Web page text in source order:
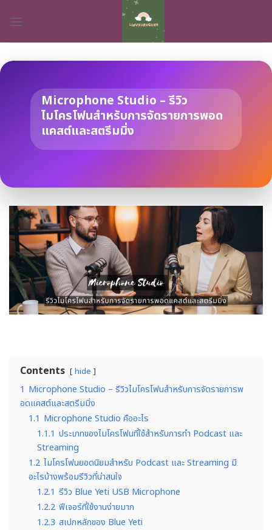
Microphone Studio – รีวิว
ไมโครโฟนสำหรับการจัดรายการพอด
แคสต์และสตรีมมิ่ง
Contents hide
1 Microphone Studio – รีวิวไมโครโฟนสำหรับการจัดรายการพ
อดแคสต์และสตรีมมิ่ง
1.1 Microphone Studio คืออะไร
1.1.1 ประเภทของไมโครโฟนที่ใช้สำหรับการทำ Podcast และ
Streaming
1.2 ไมโครโฟนยอดนิยมสำหรับ Podcast และ Streaming มี
อะไรบ้างพร้อมรีวิวที่น่าสนใจ
1.2.1 รีวิว Blue Yeti USB Microphone
1.2.2 ฟีเจอร์ที่ใช้งานง่ายมาก
1.2.3 สเปกหลักของ Blue Yeti